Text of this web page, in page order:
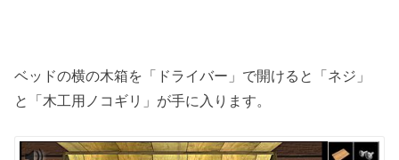
ベッドの横の木箱を「ドライバー」で開けると「ネジ」
と「木工用ノコギリ」が手に入ります。